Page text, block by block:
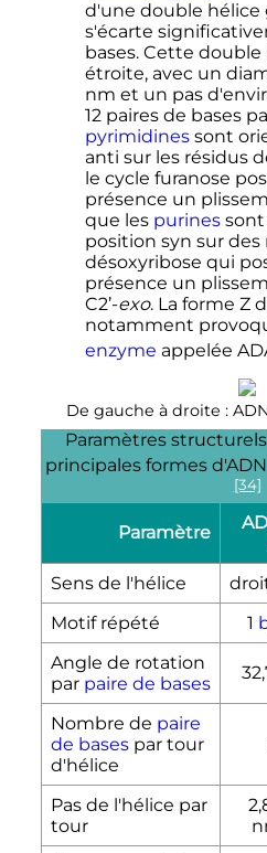
d'une double hélice
s'écarte
bases. Cette
étroite, avec un
nm et un pas
12 pairesde bases
pyrimidinessont
anti sur les résidus
le cycle furanose
présence un
que les purinessont
position syn sur des
désoxyribose qui
présence un
C2’-exo. La forme Z
notamment
enzyme appelée
De gauche à droite :
Paramètres
principales formes
[34]
Paramètre
Sens de l'hélice
Motif répété
1
Angle de rotation
par paire de bases
Nombre de paire
de bases par tour
d'hélice
Pas de l'hélice par
tour